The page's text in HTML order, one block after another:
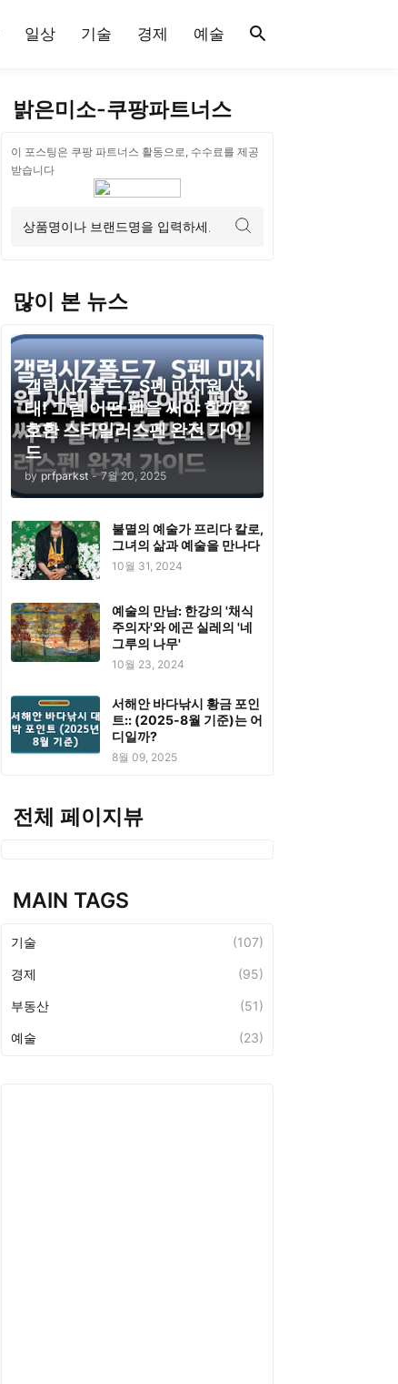
일상 기술 경제 예술
밝은미소-쿠팡파트너스
이 포스팅은 쿠팡 파트너스 활동으로, 수수료를 제공
받습니다
많이 본 뉴스
갤럭시Z폴드7, S펜 미지원 사
태! 그럼 어떤 펜을 써야 할까?
호환 스타일러스펜 완전 가이
드
by prfparkst - 7월 20, 2025
불멸의 예술가 프리다 칼로,
그녀의 삶과 예술을 만나다
10월 31, 2024
예술의 만남: 한강의 '채식
주의자'와 에곤 실레의 '네
그루의 나무'
10월 23, 2024
서해안 바다낚시 황금 포인
트:: (2025-8월 기준)는 어
디일까?
8월 09, 2025
전체 페이지뷰
MAIN TAGS
기술 (107)
경제 (95)
부동산 (51)
예술 (23)